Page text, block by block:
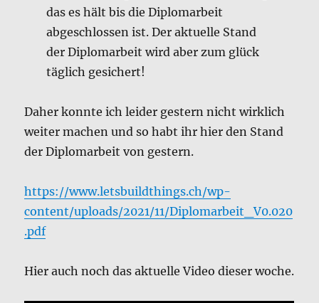
das es hält bis die Diplomarbeit
abgeschlossen ist. Der aktuelle Stand
der Diplomarbeit wird aber zum glück
täglich gesichert!
Daher konnte ich leider gestern nicht wirklich
weiter machen und so habt ihr hier den Stand
der Diplomarbeit von gestern.
https://www.letsbuildthings.ch/wp-
content/uploads/2021/11/Diplomarbeit_V0.020
.pdf
Hier auch noch das aktuelle Video dieser woche.